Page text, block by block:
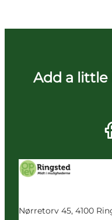
Add a
Nørretorv 45, 4100